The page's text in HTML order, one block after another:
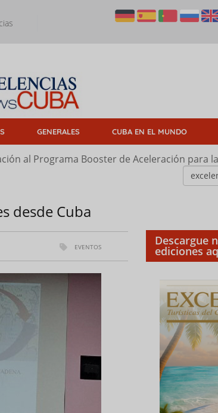
GENERALES CUBA EN EL MUNDO
al Programa Booster de Aceleración para
desde Cuba
EVENTOS Descargue
ediciones